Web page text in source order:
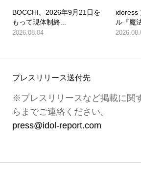
BOCCHI。2026年9月21日を
もって現体制終...
2026.08.04
idoress
ル『魔
プレスリリース送付先
※プレスリリースなど掲載に関
らまでご連絡ください。
press@idol-report.com